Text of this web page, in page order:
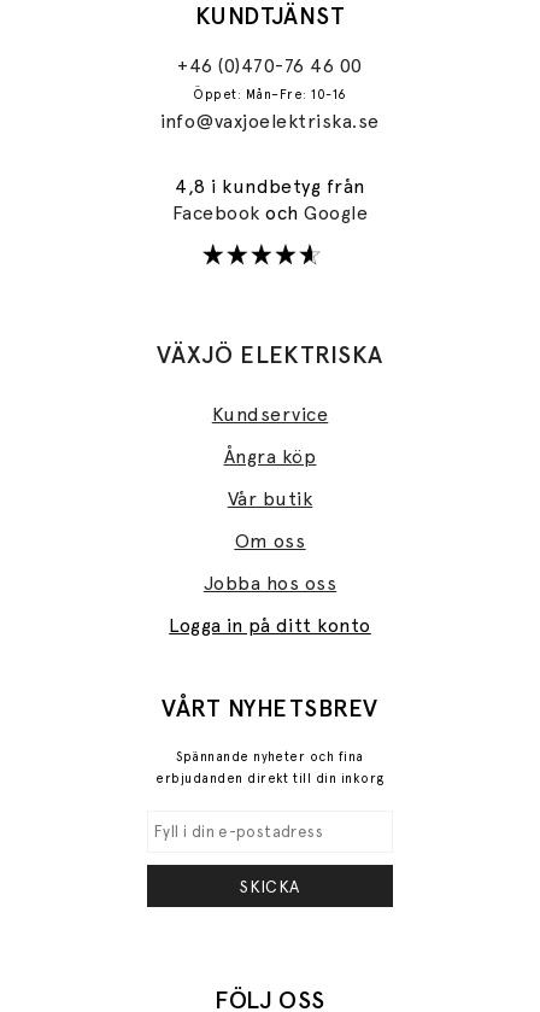
KUNDTJÄNST
+46 (0)470-76 46 00
Öppet: Mån–Fre: 10-16
info@vaxjoelektriska.se
4,8 i kundbetyg från
FacebookochGoogle
VÄXJÖ ELEKTRISKA
Kundservice
Ångra köp
Vår butik
Om oss
Jobba hos oss
Logga in på ditt konto
VÅRT NYHETSBREV
Spännande nyheter och fina
erbjudanden direkt till din inkorg
SKICKA
FÖLJ OSS